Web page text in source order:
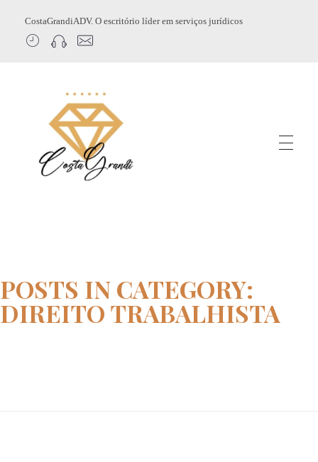
CostaGrandiADV. O escritório líder em serviços jurídicos
POSTS IN CATEGORY:
DIREITO TRABALHISTA